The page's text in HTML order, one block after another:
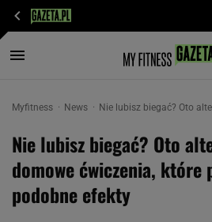
Myfitness News Nie lubisz biegać? Oto
Nie lubisz biegać? Oto
domowe ćwiczenia, które
podobne efekty